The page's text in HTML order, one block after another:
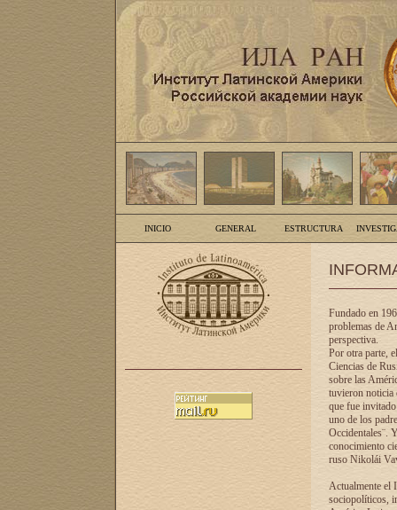
INICIO GENERAL ESTRUCTURA
Fundado en
problemas de
perspectiva.
Por otra parte,
Ciencias de
sobre las
tuvieron noticia
que fue
uno de los
Occidentales¨.
conocimiento
ruso Nikolái
Actualmente el
sociopolíticos,